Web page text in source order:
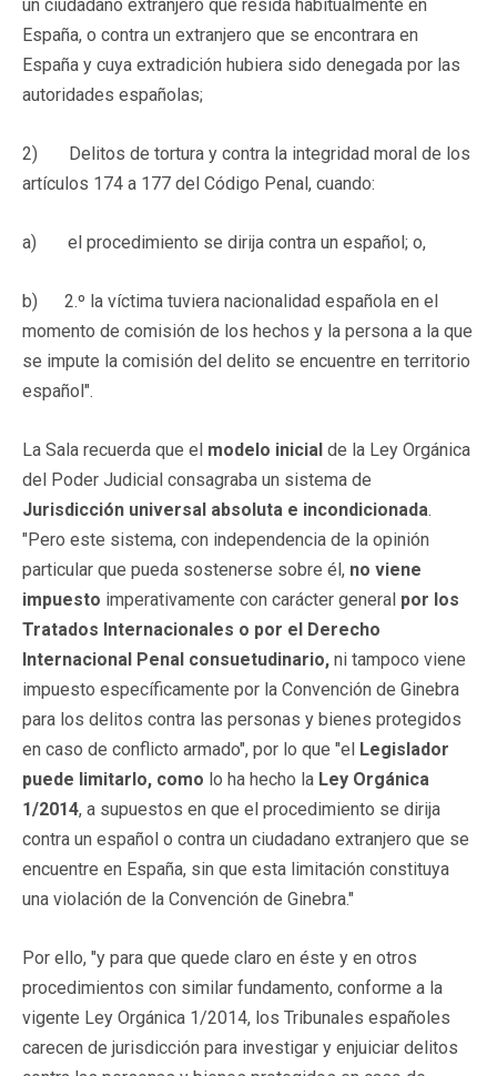
un ciudadano extranjero que resida habitualmente en
España, o contra un extranjero que se encontrara en
España y cuya extradición hubiera sido denegada por las
autoridades españolas;
2) Delitos de tortura y contra la integridad moral de los
artículos 174 a 177 del Código Penal, cuando:
a) el procedimiento se dirija contra un español; o,
b) 2.º la víctima tuviera nacionalidad española en el
momento de comisión de los hechos y la persona a la que
se impute la comisión del delito se encuentre en territorio
español".
La Sala recuerda que el modelo inicial de la Ley Orgánica
del Poder Judicial consagraba un sistema de
Jurisdicción universal absoluta e incondicionada.
"Pero este sistema, con independencia de la opinión
particular que pueda sostenerse sobre él, no viene
impuesto imperativamente con carácter general por los
Tratados Internacionales o por el Derecho
Internacional Penal consuetudinario, ni tampoco viene
impuesto específicamente por la Convención de Ginebra
para los delitos contra las personas y bienes protegidos
en caso de conflicto armado", por lo que "el Legislador
puede limitarlo, como lo ha hecho la Ley Orgánica
1/2014, a supuestos en que el procedimiento se dirija
contra un español o contra un ciudadano extranjero que se
encuentre en España, sin que esta limitación constituya
una violación de la Convención de Ginebra."
Por ello, "y para que quede claro en éste y en otros
procedimientos con similar fundamento, conforme a la
vigente Ley Orgánica 1/2014, los Tribunales españoles
carecen de jurisdicción para investigar y enjuiciar delitos